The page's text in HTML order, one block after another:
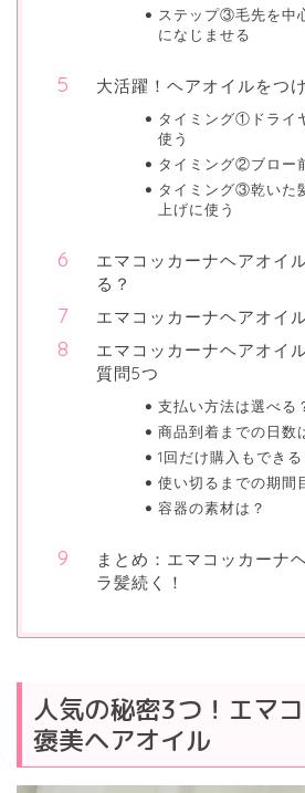
ステップ③毛先を中
になじませる
大活躍！ヘアオイルをつ
タイミング①ドライ
使う
タイミング②ブロー
タイミング③乾いた
上げに使う
エマコッカーナヘアオイ
る？
エマコッカーナヘアオイ
エマコッカーナヘアオイ
質問5つ
支払い方法は選べる
商品到着までの日数
1回だけ購入もできる
使い切るまでの期間
容器の素材は？
まとめ：エマコッカーナ
ラ髪続く！
人気の秘密3つ！エマ
褒美ヘアオイル